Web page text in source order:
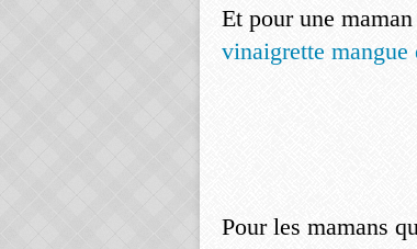
Et pour une
vinaigrette mangue
Pour les mamans